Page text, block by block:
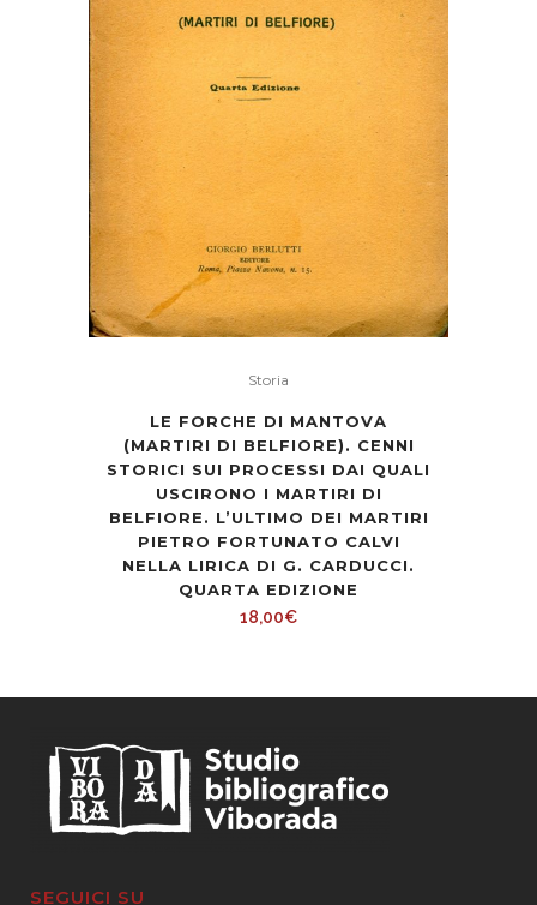
Storia
LE FORCHE DI MANTOVA
(MARTIRI DI BELFIORE). CENNI
STORICI SUI PROCESSI DAI QUALI
USCIRONO I MARTIRI DI
BELFIORE. L’ULTIMO DEI MARTIRI
PIETRO FORTUNATO CALVI
NELLA LIRICA DI G. CARDUCCI.
QUARTA EDIZIONE
18,00€
SEGUICI SU